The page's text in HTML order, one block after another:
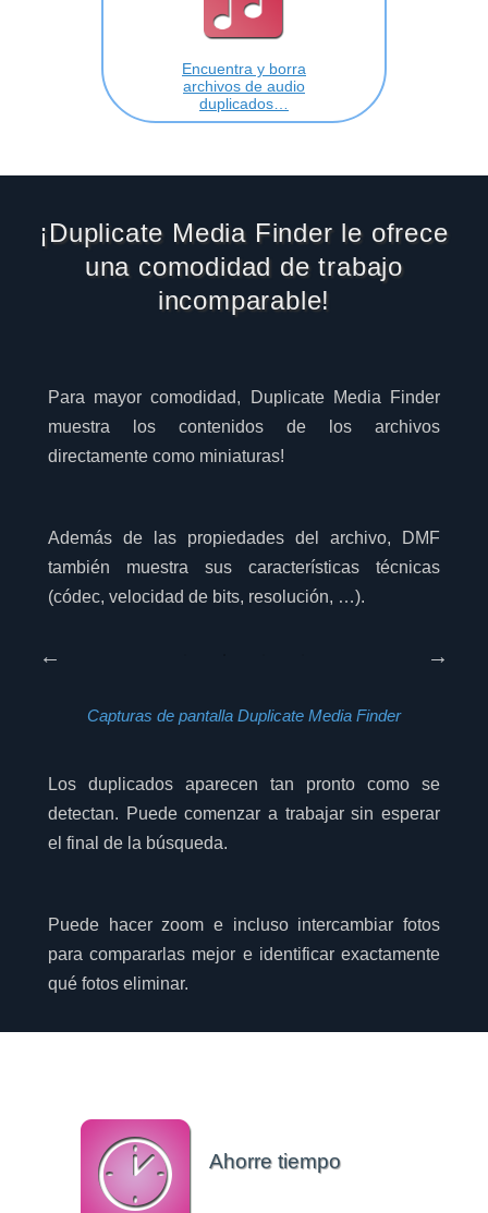
Encuentra y borra
archivos de audio
duplicados…
¡Duplicate Media Finder le ofrece
una comodidad de trabajo
incomparable!
Para mayor comodidad, Duplicate Media Finder
muestra los contenidos de los archivos
directamente como miniaturas!
Además de las propiedades del archivo, DMF
también muestra sus características técnicas
(códec, velocidad de bits, resolución, …).
Capturas de pantalla Duplicate Media Finder
Los duplicados aparecen tan pronto como se
detectan. Puede comenzar a trabajar sin esperar
el final de la búsqueda.
Puede hacer zoom e incluso intercambiar fotos
para compararlas mejor e identificar exactamente
qué fotos eliminar.
Ahorre tiempo